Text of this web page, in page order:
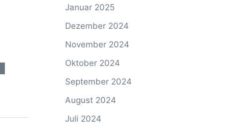
Januar 2025
Dezember 2024
November 2024
Oktober 2024
September 2024
August 2024
Juli 2024